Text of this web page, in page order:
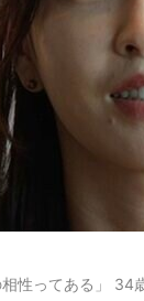
相性ってある」